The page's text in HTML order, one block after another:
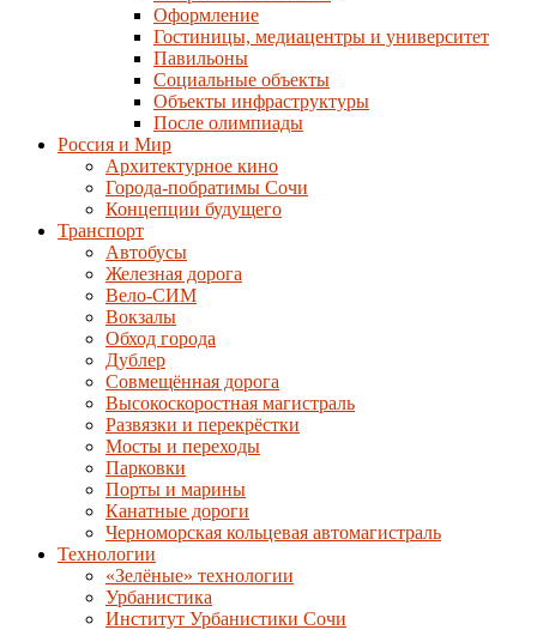
Оформление
Гостиницы, медиацентры и университет
Павильоны
Социальные объекты
Объекты инфраструктуры
После олимпиады
Россия и Мир
Архитектурное кино
Города-побратимы Сочи
Концепции будущего
Транспорт
Автобусы
Железная дорога
Вело-СИМ
Вокзалы
Обход города
Дублер
Совмещённая дорога
Высокоскоростная магистраль
Развязки и перекрёстки
Мосты и переходы
Парковки
Порты и марины
Канатные дороги
Черноморская кольцевая автомагистраль
Технологии
«Зелёные» технологии
Урбанистика
Институт Урбанистики Сочи